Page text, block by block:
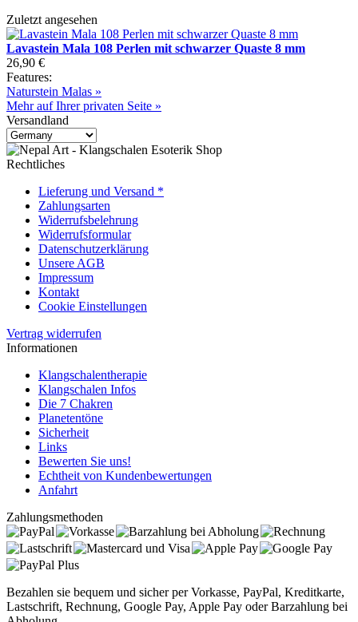
Zuletzt angesehen
Lavastein Mala 108 Perlen mit schwarzer Quaste 8 mm
26,90 €
Features:
Naturstein Malas »
Mehr auf Ihrer privaten Seite »
Versandland
Rechtliches
Lieferung und Versand *
Zahlungsarten
Widerrufsbelehrung
Widerrufsformular
Datenschutzerklärung
Unsere AGB
Impressum
Kontakt
Cookie Einstellungen
Vertrag widerrufen
Informationen
Klangschalentherapie
Klangschalen Infos
Die 7 Chakren
Planetentöne
Sicherheit
Links
Bewerten Sie uns!
Echtheit von Kundenbewertungen
Anfahrt
Zahlungsmethoden
Bezahlen sie bequem und sicher per Vorkasse, PayPal, Kreditkarte,
Lastschrift, Rechnung, Google Pay, Apple Pay oder Barzahlung bei